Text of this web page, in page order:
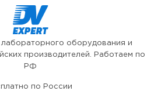
лабораторного оборудования и
производителей. Работаем по
РФ
по России